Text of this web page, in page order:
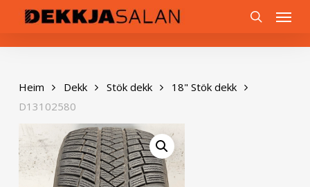
content
Menu
Heim Dekk Stök dekk
18" Stök dekk
D13102580